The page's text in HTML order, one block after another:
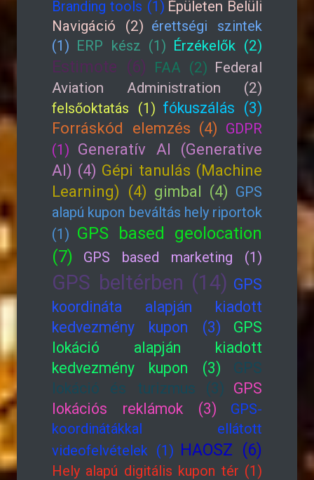
Branding tools (1) Épületen Belüli
Navigáció (2) érettségi szintek
(1) ERP kész (1) Érzékelők (2)
Estimote (6) FAA (2) Federal
Aviation Administration (2)
felsőoktatás (1) fókuszálás (3)
Forráskód elemzés (4) GDPR
(1) Generatív AI (Generative
AI) (4) Gépi tanulás (Machine
Learning) (4) gimbal (4) GPS
alapú kupon beváltás hely riportok
(1) GPS based geolocation
(7)
GPS based marketing (1)
GPS beltérben (14) GPS
koordináta alapján kiadott
kedvezmény kupon (3)
GPS
lokáció alapján kiadott
kedvezmény kupon (3)
GPS
lokáció és turizmus (3) GPS
lokációs reklámok (3)
GPS-
koordinátákkal ellátott
videofelvételek (1) HAOSZ (6)
Hely alapú digitális kupon tér (1)